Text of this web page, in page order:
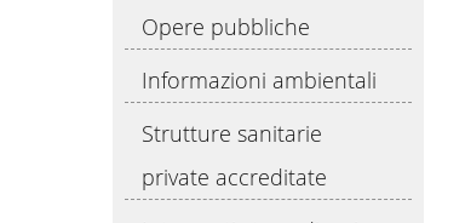
Opere pubbliche
Informazioni ambientali
Strutture sanitarie
private accreditate